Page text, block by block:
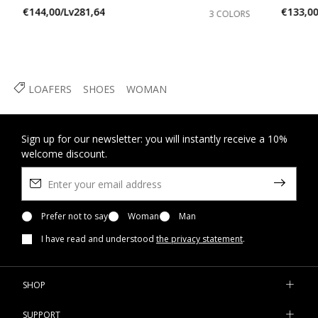
LOAFERS SHOES WOMAN
€144,00/Lv281,64
3 COLORS
Sign up for our newsletter: you will instantly receive a 10%
welcome discount.
Prefer not to say Woman
Man
I have read and understood the privacy statement.
SHOP
SUPPORT